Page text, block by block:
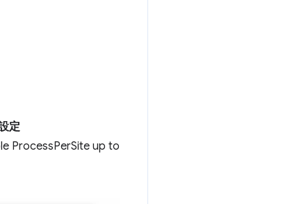
定
ProcessPerSite up to